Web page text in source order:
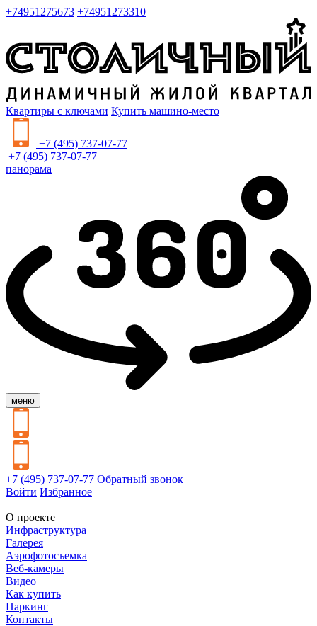
+74951275673 +74951273310
Квартиры с ключами Купить машино-место
+7 (495) 737-07-77
+7 (495) 737-07-77
панорама
меню
+7 (495) 737-07-77 Обратный звонок
Войти Избранное
О проекте
Инфраструктура
Галерея
Аэрофотосъемка
Веб-камеры
Видео
Как купить
Паркинг
Контакты